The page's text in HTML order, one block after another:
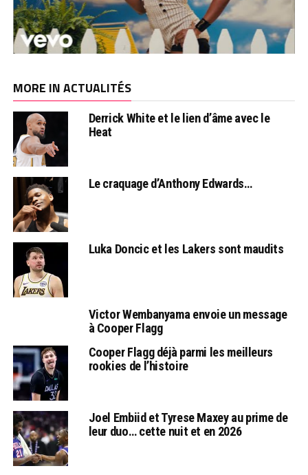
MORE IN ACTUALITÉS
Derrick White et le lien d’âme avec le
Heat
Le craquage d’Anthony Edwards…
Luka Doncic et les Lakers sont maudits
Victor Wembanyama envoie un message
à Cooper Flagg
Cooper Flagg déjà parmi les meilleurs
rookies de l’histoire
Joel Embiid et Tyrese Maxey au prime de
leur duo… cette nuit et en 2026